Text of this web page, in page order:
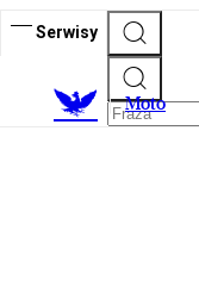
Serwisy
Moto